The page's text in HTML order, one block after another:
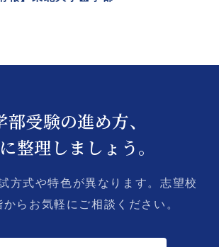
部受験の進め方、
整理しましょう。
方式や特色が異なります。志望校
らお気軽にご相談ください。